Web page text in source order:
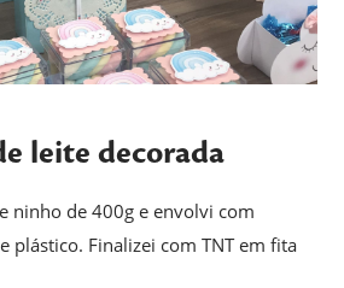
leite decorada
ninho de 400g e envolvi com
plástico. Finalizei com TNT em fita